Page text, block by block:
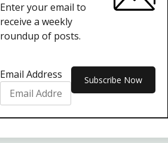
Enter your email to
receive a weekly
roundup of posts.
Email Address